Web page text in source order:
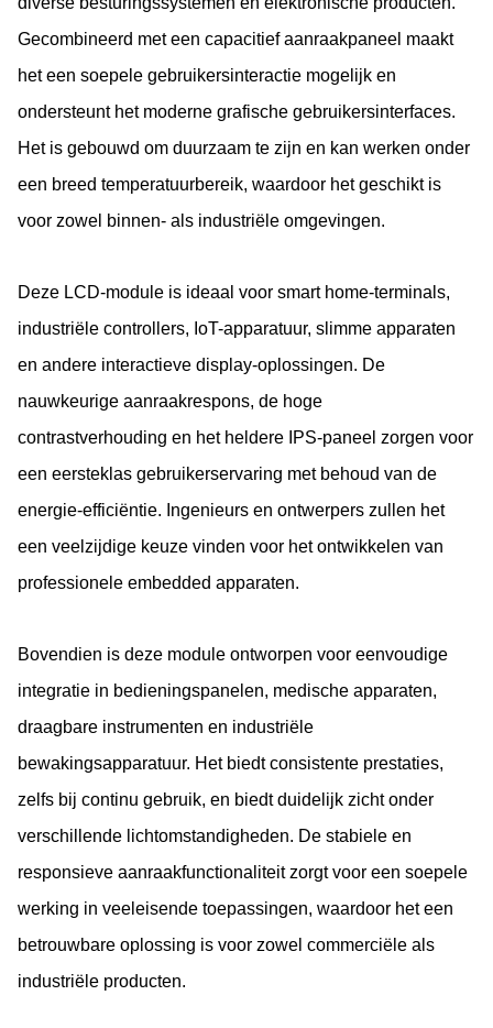
Gecombineerd met een capacitief aanraakpaneel maakt
het een soepele gebruikersinteractie mogelijk en
ondersteunt het moderne grafische gebruikersinterfaces.
Het is gebouwd om duurzaam te zijn en kan werken onder
een breed temperatuurbereik, waardoor het geschikt is
voor zowel binnen- als industriële omgevingen.
Deze LCD-module is ideaal voor smart home-terminals,
industriële controllers, IoT-apparatuur, slimme apparaten
en andere interactieve display-oplossingen. De
nauwkeurige aanraakrespons, de hoge
contrastverhouding en het heldere IPS-paneel zorgen voor
een eersteklas gebruikerservaring met behoud van de
energie-efficiëntie. Ingenieurs en ontwerpers zullen het
een veelzijdige keuze vinden voor het ontwikkelen van
professionele embedded apparaten.
Bovendien is deze module ontworpen voor eenvoudige
integratie in bedieningspanelen, medische apparaten,
draagbare instrumenten en industriële
bewakingsapparatuur. Het biedt consistente prestaties,
zelfs bij continu gebruik, en biedt duidelijk zicht onder
verschillende lichtomstandigheden. De stabiele en
responsieve aanraakfunctionaliteit zorgt voor een soepele
werking in veeleisende toepassingen, waardoor het een
betrouwbare oplossing is voor zowel commerciële als
industriële producten.